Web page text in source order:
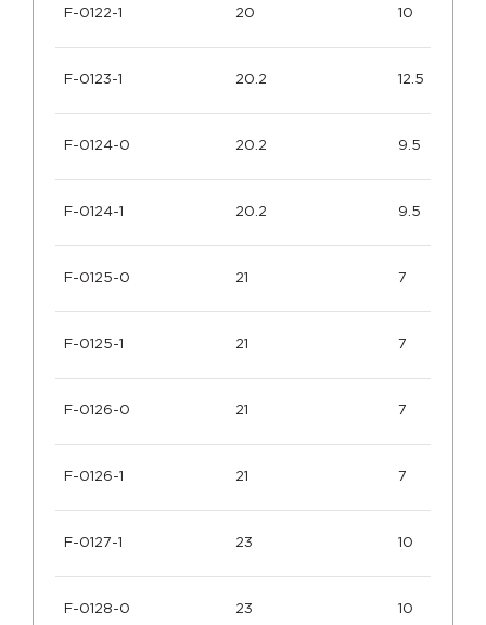
F-0122-1 20 10
F-0123-1 20.2 12.5
F-0124-0 20.2 9.5
F-0124-1 20.2 9.5
F-0125-0 21 7
F-0125-1 21 7
F-0126-0 21 7
F-0126-1 21 7
F-0127-1 23 10
F-0128-0 23 10